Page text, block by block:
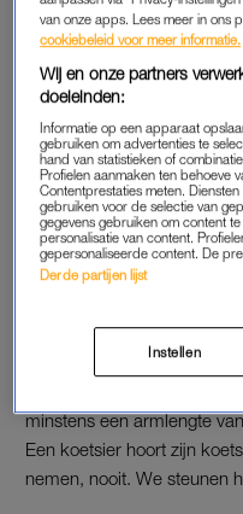
klinkt allemaal relatief
het mis toen het paard,
op hol sloeg. Hierdoor
geslingerd, is op beelden
circuleren. Eén van hen
Door de val raakte hij
ziekenhuis gebracht, maar
drie andere inzittenden
meldt persbureau AP (via:
afstapte om een foto van
Alexander Kemp,
minstens een armlengte
Een koetsier hoort zijn
nemen, nooit. We steunen
van onze apps. Lees meer in ons
cookiebeleid voor meer informatie.
Wij en onze partners
doeleinden:
Informatie op een apparaat
gebruiken om advertenties te
hand van statistieken of
Profielen aanmaken ten behoeve
Contentprestaties meten.
gebruiken voor de selectie van
gegevens gebruiken om content
personalisatie van content.
gepersonaliseerde content. De
Derde partijen lijst
Instellen